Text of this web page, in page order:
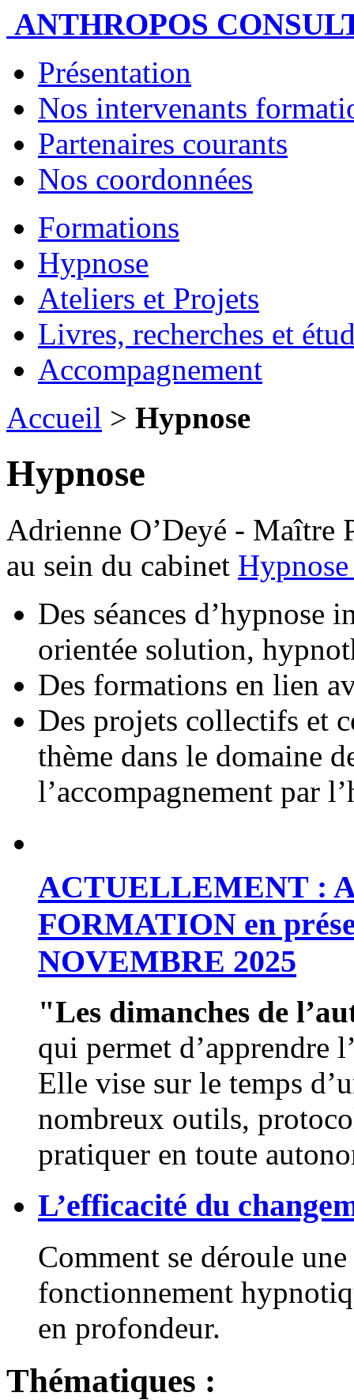
ANTHROPOS
Présentation
Nos intervenants
Partenaires courants
Nos coordonnées
Formations
Hypnose
Ateliers et Projets
Livres, recherches et
Accompagnement
Accueil > Hypnose
Hypnose
Adrienne O’Deyé - Maître
au sein du cabinet
Des séances d’hypnose
orientée solution,
Des formations en lien
Des projets collectifs et
thème dans le domaine
l’accompagnement par
ACTUELLEMENT :
FORMATION en
NOVEMBRE 2025
"Les dimanches de
qui permet d’apprendre
Elle vise sur le temps
nombreux outils,
pratiquer en toute
L’efficacité du
Comment se déroule
fonctionnement
en profondeur.
Thématiques :